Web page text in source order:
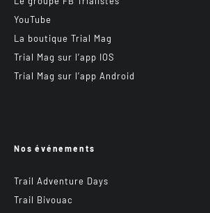
YouTube
La boutique Trial Mag
Trial Mag sur l’app IOS
Trial Mag sur l’app Android
Nos événements
Trail Adventure Days
Trail Bivouac